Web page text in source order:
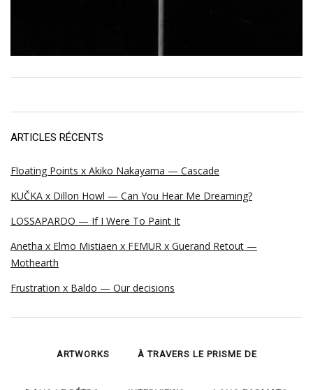
ARTICLES RÉCENTS
Floating Points x Akiko Nakayama — Cascade
KUČKA x Dillon Howl — Can You Hear Me Dreaming?
LOSSAPARDO — If I Were To Paint It
Anetha x Elmo Mistiaen x FEMUR x Guerand Retout —
Mothearth
Frustration x Baldo — Our decisions
ARTWORKS À TRAVERS LE PRISME DE